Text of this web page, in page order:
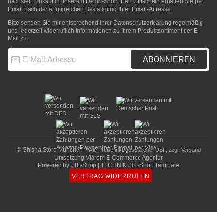
nächsten Einkauf in unserem Demo-Shop. Den Gutschein erhalten Sie per
Email nach der erfolgreichen Bestätigung Ihrer Email-Adresse.
Bitte senden Sie mir entsprechend Ihrer Datenschutzerklärung regelmäßig
und jederzeit widerruflich Informationen zu Ihrem Produktsortiment per E-
Mail zu.
ABONNIEREN
© Shisha Store München* Alle Preise inkl. gesetzlicher USt., zzgl. Versand
Umsetzung Vlarom E-Commerce Agentur
Powered by JTL-Shop
TECHNIK JTL-Shop Template
VERTRAG WIDERRUFEN